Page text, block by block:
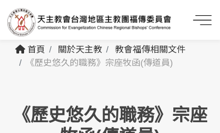
首頁 關於天主教
教會福傳相關文件
《歷史悠久的職務》宗座牧函(傳道員)
《歷史悠久的職務》宗座